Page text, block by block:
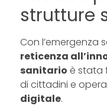
strutture
Con l’emergenza
reticenza
sanitario è stata
di cittadini e
digitale.